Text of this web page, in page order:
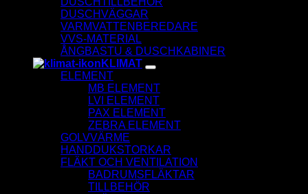
DUSCHVÄGGAR
VARMVATTENBEREDARE
VVS-MATERIAL
ÅNGBASTU & DUSCHKABINER
KLIMAT
ELEMENT
MB ELEMENT
LVI ELEMENT
PAX ELEMENT
ZEBRA ELEMENT
GOLVVÄRME
HANDDUKSTORKAR
FLÄKT OCH VENTILATION
BADRUMSFLÄKTAR
TILLBEHÖR